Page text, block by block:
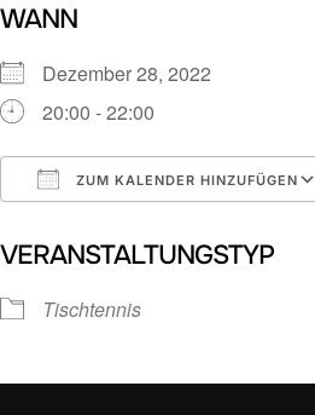
WANN
Dezember 28, 2022
20:00 - 22:00
ZUM KALENDER HINZUFÜGEN
VERANSTALTUNGSTYP
Tischtennis